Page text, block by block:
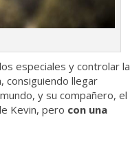
especiales y controlar la
consiguiendo llegar
y su compañero, el
Kevin, pero con una